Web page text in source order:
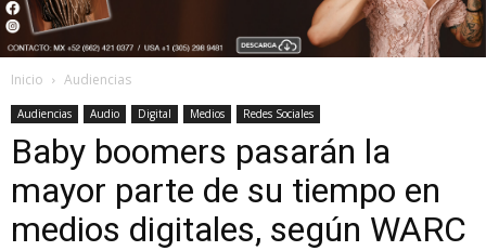
Inicio Audiencias
Audiencias Audio Digital Medios Redes Sociales
Baby boomers pasarán la
mayor parte de su tiempo en
medios digitales, según WARC